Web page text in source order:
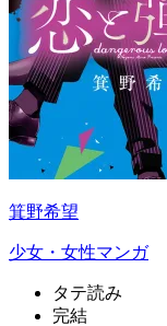
箕野希望
少女・女性マンガ
タテ読み
完結